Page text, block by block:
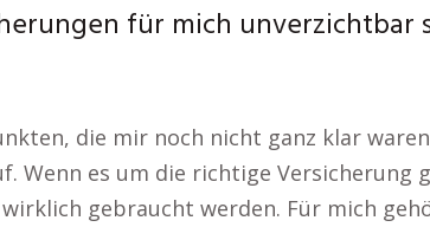
für mich unverzichtbar
die mir noch nicht ganz klar
Wenn es um die richtige Versicherung
wirklich gebraucht werden. Für mich